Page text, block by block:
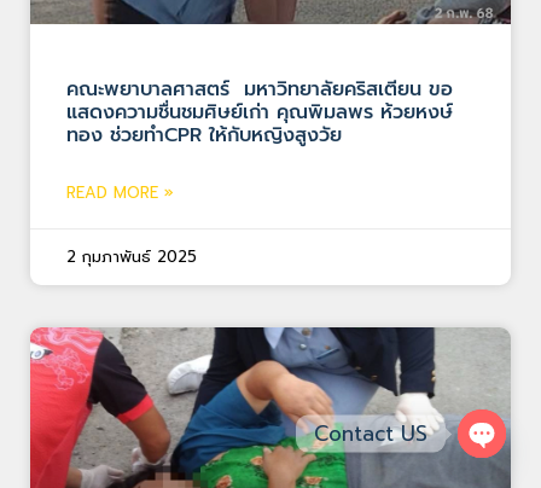
คณะพยาบาลศาสตร์ มหาวิทยาลัยคริสเตียน ขอ
แสดงความชื่นชมศิษย์เก่า คุณพิมลพร ห้วยหงษ์
ทอง ช่วยทำCPR ให้กับหญิงสูงวัย
READ MORE »
2 กุมภาพันธ์ 2025
Contact US